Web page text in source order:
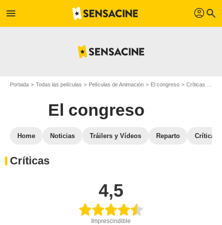
menu profil search
Portada Todas las películas Películas de Animación El congreso Críticas de El congreso
El congreso
Home Noticias Tráilers y Vídeos Reparto Críticas
Críticas
4,5
Imprescindible